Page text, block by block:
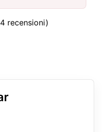
recensioni)